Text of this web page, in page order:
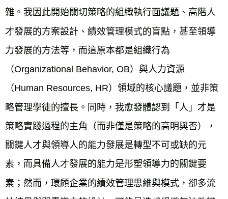
雜。我因此開始關切策略的組織執行面議題、高階人
才發展的方案設計、績效管理模式的盲點，甚至領導
力發展的方法等，而這原本都是組織行為
（Organizational Behavior, OB）與人力資源
（Human Resources, HR）領域的核心議題，並非策
略管理學徒的擅長。同時，我愈發體認到「人」才是
策略實踐過程的主角（而非僅是策略的高明與否），
關鍵人才與領導人的能力發展是轉型不可或缺的元
素，而具備人才發展的能力是形塑領導力的關鍵要
素；然而，環顧企業的績效管理思維與模式，卻多流